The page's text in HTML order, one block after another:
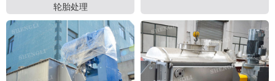
轮胎处理